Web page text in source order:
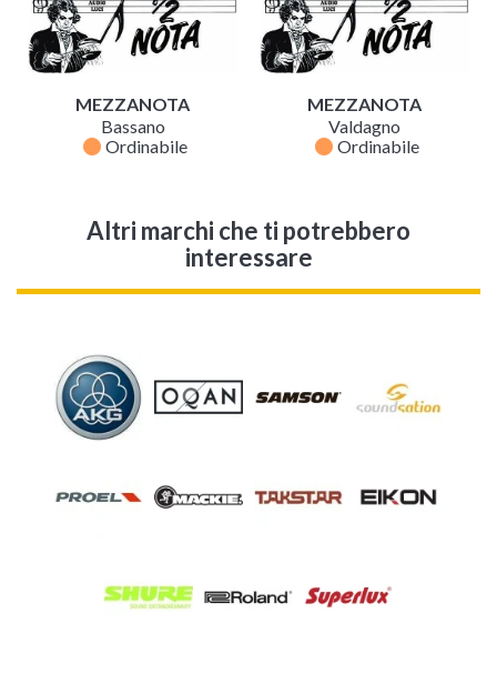
MEZZANOTA
Bassano
fiber_manual_record Ordinabile
MEZZANOTA
Valdagno
fiber_manual_record Ordinabile
Altri marchi che ti potrebbero
interessare